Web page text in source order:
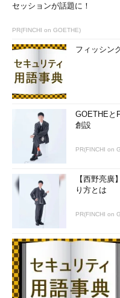
セッションが話題に！
PR(FINCHI on GOETHE)
フィッシン
GOETHEと
創設
PR(FINCHI on
【西野亮
り方とは
PR(FINCHI on